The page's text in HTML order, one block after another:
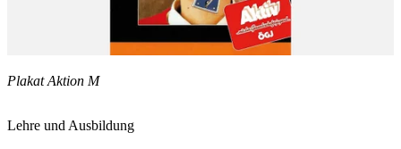
Plakat Aktion M
Lehre und Ausbildung